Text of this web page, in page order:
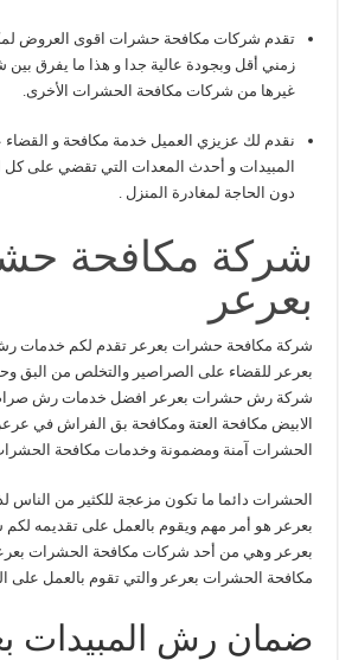
تقدم شركات مكافحة حشرات اقوى العروض
زمني أقل وبجودة عالية جدا و هذا ما يفرق
غيرها من شركات مكافحة الحشرات الأخرى.
نقدم لك عزيزي العميل خدمة مكافحة و
المبيدات و أحدث المعدات التي تقضي على
دون الحاجة لمغادرة المنزل .
شركة مكافحة
بعرعر
شركة مكافحة حشرات بعرعر تقدم لكم خدمات
بعرعر للقضاء على الصراصير والتخلص من البق
شركة رش حشرات بعرعر افضل خدمات رش
الابيض مكافحة العتة ومكافحة بق الفراش في
الحشرات آمنة ومضمونة وخدمات مكافحة
الحشرات دائما ما تكون مزعجة للكثير من
بعرعر هو أمر مهم ويقوم بالعمل على تقديمه
بعرعر وهي من أحد شركات مكافحة الحشرات
مكافحة الحشرات بعرعر والتي تقوم بالعمل على
ضمان رش المبيدات